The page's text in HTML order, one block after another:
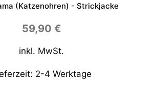
(Katzenohren) - Strickjacke
59,90 €
inkl. MwSt.
2-4 Werktage